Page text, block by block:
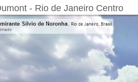
- Rio de Janeiro Centro